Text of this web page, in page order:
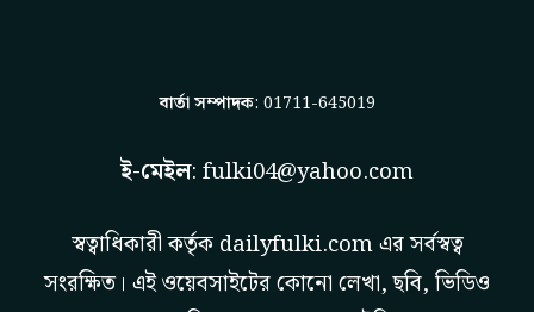
বার্তা সম্পাদক: 01711-645019
ই-মেইল: fulki04@yahoo.com
স্বত্বাধিকারী কর্তৃক dailyfulki.comএর সর্বস্বত্ব
সংরক্ষিত। এই ওয়েবসাইটের কোনো লেখা, ছবি, ভিডিও